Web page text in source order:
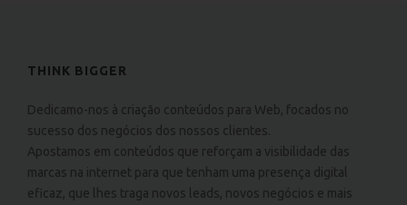
THINK BIGGER
Dedicamo-nos à criação conteúdos para Web, focados no
sucesso dos negócios dos nossos clientes.
Apostamos em conteúdos que reforçam a visibilidade das
marcas na internet para que tenham uma presença digital
eficaz, que lhes traga novos leads, novos negócios e mais